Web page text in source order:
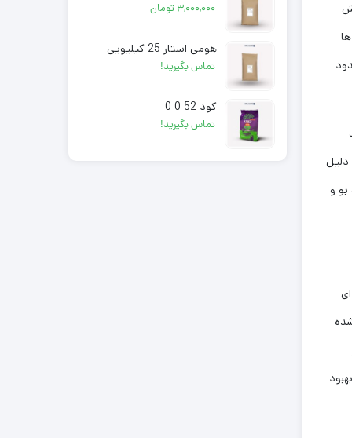
چالش
کود مصرف شده در سطح جهان طی سال‌های 2016 و 2017، حدود
دلیل
و
۳,۰۰۰,۰۰۰ تومان
هومی استار 25 کیلیویی
تماس بگیرید!
کود 52 0 0
تماس بگیرید!